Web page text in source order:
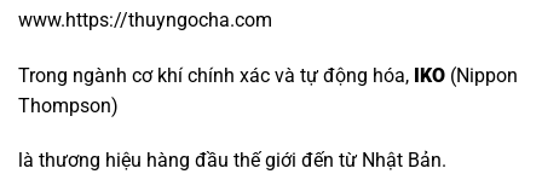
www.https://thuyngocha.com
Trong ngành cơ khí chính xác và tự động hóa, IKO (Nippon
Thompson)
là thương hiệu hàng đầu thế giới đến từ Nhật Bản.